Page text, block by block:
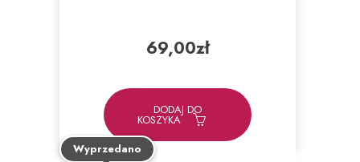
69,00zł
DODAJ DO
KOSZYKA
Wyprzedano